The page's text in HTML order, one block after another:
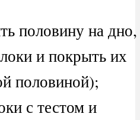
половину на дно,
и покрыть их
половиной);
с тестом и